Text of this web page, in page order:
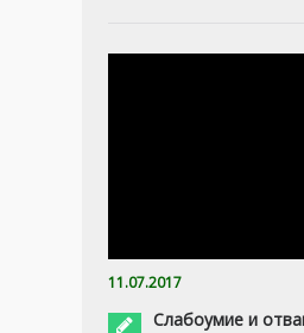
11.07.2017
Слабоумие и